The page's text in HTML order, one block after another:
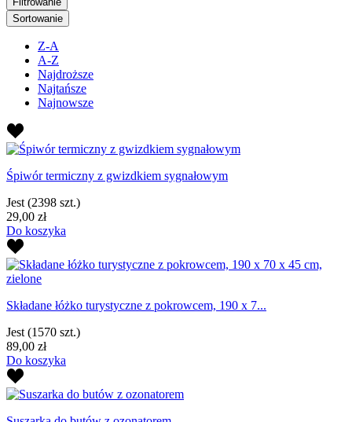
Sortowanie
Z-A
A-Z
Najdroższe
Najtańsze
Najnowsze
Śpiwór termiczny z gwizdkiem sygnałowym
Jest (2398 szt.)
29,00 zł
Do koszyka
Składane łóżko turystyczne z pokrowcem, 190 x 7...
Jest (1570 szt.)
89,00 zł
Do koszyka